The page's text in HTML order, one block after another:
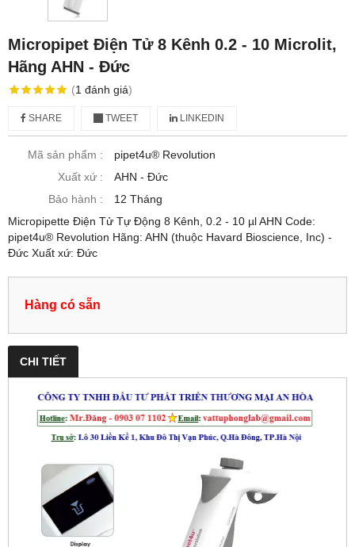
Micropipet Điện Tử 8 Kênh 0.2 - 10 Microlit,
Hãng AHN - Đức
(1 đánh giá)
SHARE TWEET LINKEDIN
Mã sản phẩm :
pipet4u® Revolution
Xuất xứ :
AHN - Đức
Bảo hành :
12 Tháng
Micropipette Điện Tử Tự Động 8 Kênh, 0.2 - 10 µl AHN Code:
pipet4u® Revolution Hãng: AHN (thuộc Havard Bioscience, Inc) -
Đức Xuất xứ: Đức
Hàng có sẵn
CHI TIẾT